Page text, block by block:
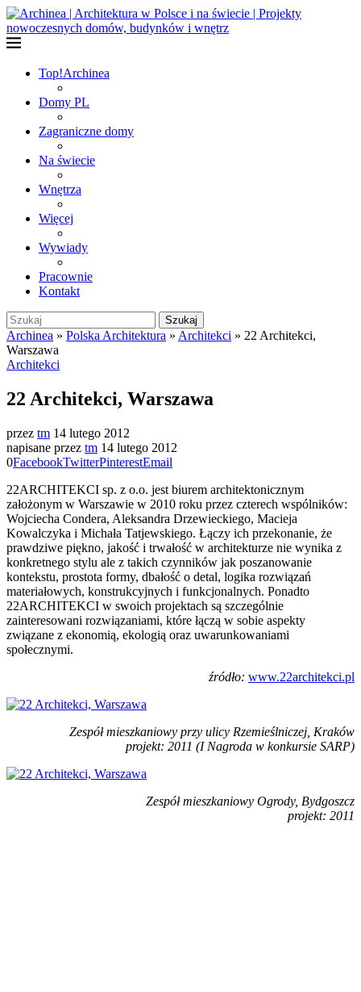
Top!Archinea
Domy PL
Zagraniczne domy
Na świecie
Wnętrza
Więcej
Wywiady
Pracownie
Kontakt
Szukaj
Archinea » Polska Architektura » Architekci » 22 Architekci,
Warszawa
Architekci
22 Architekci, Warszawa
przez tm 14 lutego 2012
napisane przez tm 14 lutego 2012
0FacebookTwitterPinterestEmail
22ARCHITEKCI sp. z o.o. jest biurem architektonicznym
założonym w Warszawie w 2010 roku przez czterech wspólników:
Wojciecha Condera, Aleksandra Drzewieckiego, Macieja
Kowalczyka i Michała Tatjewskiego. Łączy ich przekonanie, że
prawdziwe piękno, jakość i trwałość w architekturze nie wynika z
konkretnego stylu ale z takich czynników jak poszanowanie
kontekstu, prostota formy, dbałość o detal, logika rozwiązań
materiałowych, konstrukcyjnych i funkcjonalnych. Ponadto
22ARCHITEKCI w swoich projektach są szczególnie
zainteresowani rozwiązaniami, które łączą w sobie aspekty
związane z ekonomią, ekologią oraz uwarunkowaniami
społecznymi.
źródło: www.22architekci.pl
Zespół mieszkaniowy przy ulicy Rzemieślniczej, Kraków
projekt: 2011 (I Nagroda w konkursie SARP)
Zespół mieszkaniowy Ogrody, Bydgoszcz
projekt: 2011